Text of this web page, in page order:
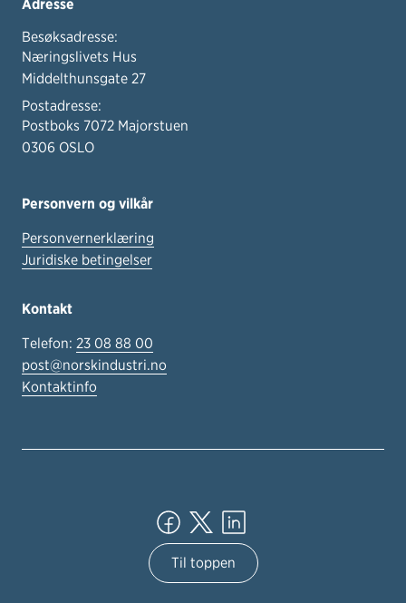
Adresse
Besøksadresse:
Næringslivets Hus
Middelthunsgate 27
Postadresse:
Postboks 7072 Majorstuen
0306 OSLO
Personvern og vilkår
Personvernerklæring
Juridiske betingelser
Kontakt
Telefon: 23 08 88 00
post@norskindustri.no
Kontaktinfo
Til toppen